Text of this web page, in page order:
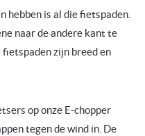
hebben is al die fietspaden.
naar de andere kant te
fietspaden zijn breed en
op onze E-chopper
tegen de wind in. De